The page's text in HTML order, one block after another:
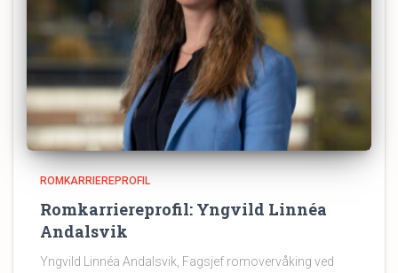
ROMKARRIEREPROFIL
Romkarriereprofil: Yngvild Linnéa
Andalsvik
Yngvild Linnéa Andalsvik, Fagsjef romovervåking ved